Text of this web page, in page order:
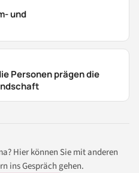
und
Personen prägen die
Hier können Sie mit anderen
ins Gespräch gehen.